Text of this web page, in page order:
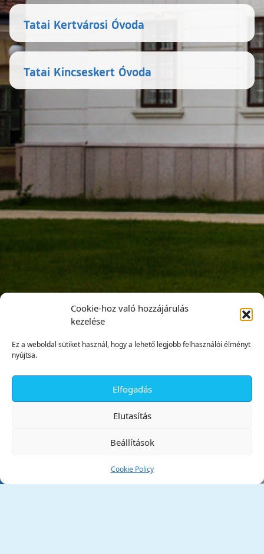
Cookie-hoz való hozzájárulás
kezelése
Ez a weboldal sütiket használ, hogy a lehető legjobb felhasználói élményt
nyújtsa.
Elfogadás
Elutasítás
Beállítások
Cookie Policy
Tatai Kertvárosi Óvoda
Tatai Kincseskert Óvoda
Tata Város Önkormányzata
✕